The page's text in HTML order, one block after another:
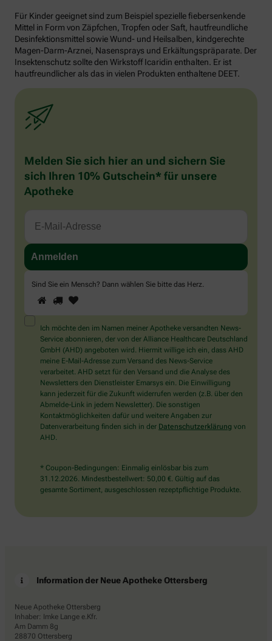
Für Kinder geeignet sind zum Beispiel spezielle fiebersenkende
Mittel in Form von Zäpfchen, Tropfen oder Saft, hautfreundliche
Desinfektionsmittel sowie Wund- und Heilsalben, kindgerechte
Magen-Darm-Arznei, Nasensprays und Erkältungspräparate. Der
Insektenschutz sollte den Wirkstoff Icaridin enthalten. Er ist
hautfreundlicher als das in vielen Produkten enthaltene DEET.
Melden Sie sich hier an und sichern Sie
sich Ihren 10% Gutschein* für unsere
Apotheke
Sind Sie ein Mensch? Dann wählen Sie bitte das Herz.
Sind
Sie
ein
Mensch?
Dann
wählen
Sie
bitte
das
Herz.
1 2
Ich möchte den im Namen meiner Apotheke versandten News-
Service abonnieren, der von der Alliance Healthcare Deutschland
GmbH (AHD) angeboten wird. Hiermit willige ich ein, dass AHD
meine E-Mail-Adresse zum Versand des News-Service
verarbeitet. AHD setzt für den Versand und die Analyse des
Newsletters den Dienstleister Emarsys ein. Die Einwilligung
kann jederzeit für die Zukunft widerrufen werden (z.B. über den
Abmelde-Link in jedem Newsletter). Die sonstigen
Kontaktmöglichkeiten dafür und weitere Angaben zur
Datenverarbeitung finden sich in der Datenschutzerklärung von
AHD.
* Coupon-Bedingungen: Einmalig einlösbar bis zum
31.12.2026. Mindestbestellwert: 50,00 €. Gültig auf das
gesamte Sortiment, ausgeschlossen rezeptpflichtige Produkte.
Information der Neue Apotheke Ottersberg
Neue Apotheke Ottersberg
Inhaber: Imke Lange e.Kfr.
Am Damm 8g
28870 Ottersberg